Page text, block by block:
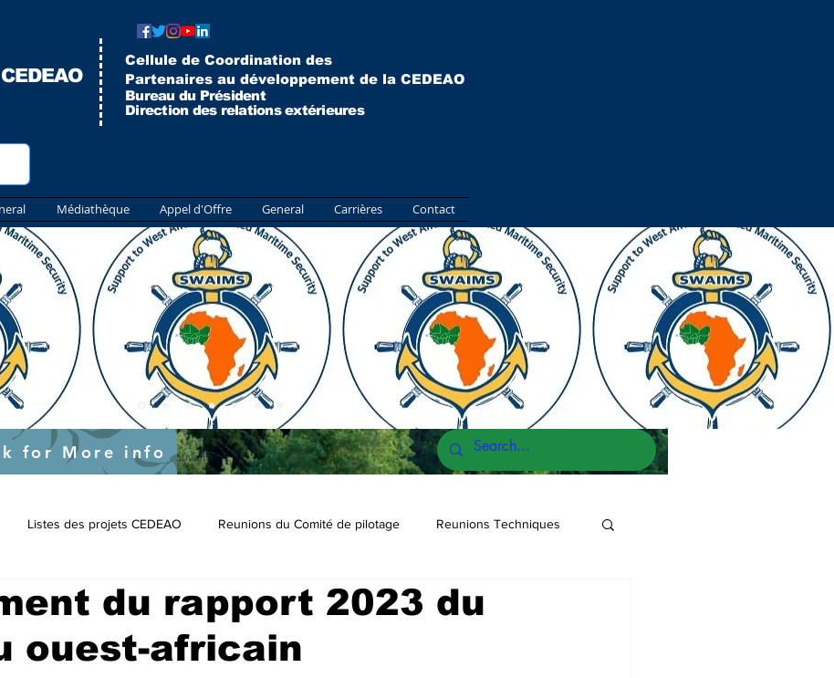
Cellule de Coordination des
Partenaires au développement de la CEDEAO
Bureau du Président
Direction des relations extérieures
Médiathèque Appel d'Offre General Carrières Contact
support-to-ecowas-specific-objective-1-and-3
for More info
Listes des projets CEDEAO Reunions du Comité de pilotage Reunions Techniques
du rapport 2023 du
ouest-africain